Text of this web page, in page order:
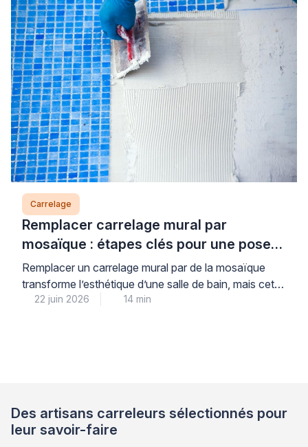
du séchage, sans compromettre la tenue future du
revêtement, à condition de respecter certains critères
de tolérance précis. Comprendre la […]
Carrelage
Remplacer carrelage mural par
mosaïque : étapes clés pour une pose
durable
Remplacer un carrelage mural par de la mosaïque
transforme l’esthétique d’une salle de bain, mais cette
opération nécessite une méthodologie rigoureuse
22 juin 2026 14 min
Des artisans carreleurs sélectionnés pour
leur savoir-faire